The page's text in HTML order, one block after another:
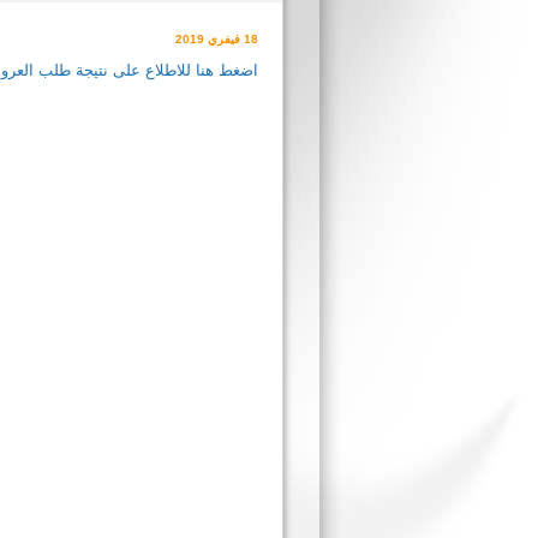
18 فيفري 2019
اضغط هنا للاطلاع على نتيجة طلب